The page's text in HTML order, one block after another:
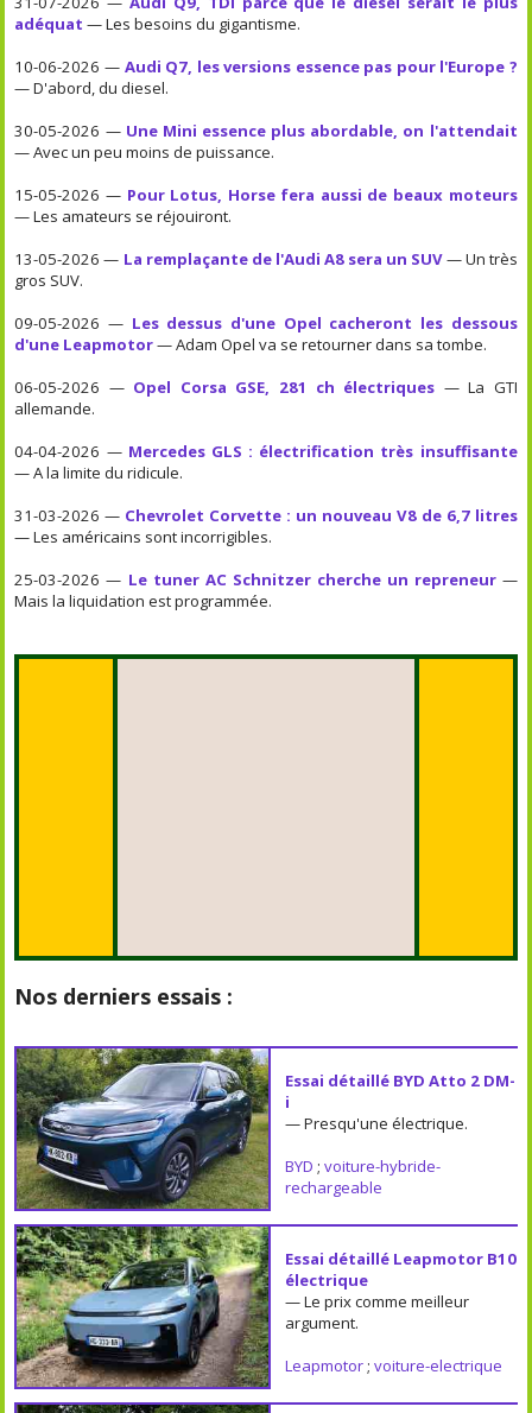
adéquat — Les besoins du gigantisme.
10-06-2026 — Audi Q7, les versions essence pas pour l'Europe ?
— D'abord, du diesel.
30-05-2026 — Une Mini essence plus abordable, on l'attendait
— Avec un peu moins de puissance.
15-05-2026 — Pour Lotus, Horse fera aussi de beaux moteurs
— Les amateurs se réjouiront.
13-05-2026 — La remplaçante de l'Audi A8 sera un SUV— Un très
gros SUV.
09-05-2026 — Les dessus d'une Opel cacheront les dessous
d'une Leapmotor— Adam Opel va se retourner dans sa tombe.
06-05-2026 — Opel Corsa GSE, 281 ch électriques — La GTI
allemande.
04-04-2026 — Mercedes GLS : électrification très insuffisante
— A la limite du ridicule.
31-03-2026 — Chevrolet Corvette : un nouveau V8 de 6,7 litres
— Les américains sont incorrigibles.
25-03-2026 — Le tuner AC Schnitzer cherche un repreneur—
Mais la liquidation est programmée.
Nos derniers essais :
Essai détaillé BYD Atto 2 DM-
i
— Presqu'une électrique.
BYD ; voiture-hybride-
rechargeable
Essai détaillé Leapmotor B10
électrique
— Le prix comme meilleur
argument.
Leapmotor ; voiture-electrique